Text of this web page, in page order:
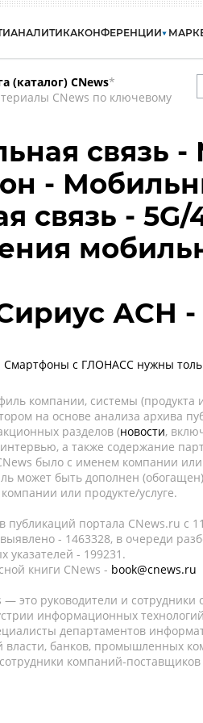
АНАЛИТИКАКОНФЕРЕНЦИИ
(каталог) CNews*
CNews по ключевому
связь
-
связь - 5G/
АСН -
Смартфоны с ГЛОНАСС нужны
компании, системы (продукта
на основе анализа архива
разделов (новости,
а также содержание
было с именем компании
может быть дополнен
или продукте/услуге.
публикаций портала CNews.ru c
- 1463328, в очереди
указателей - 199231.
книги CNews - book@cnews.ru
— это руководители и
информационных
департаментов
власти, банков, промышленных
компаний-